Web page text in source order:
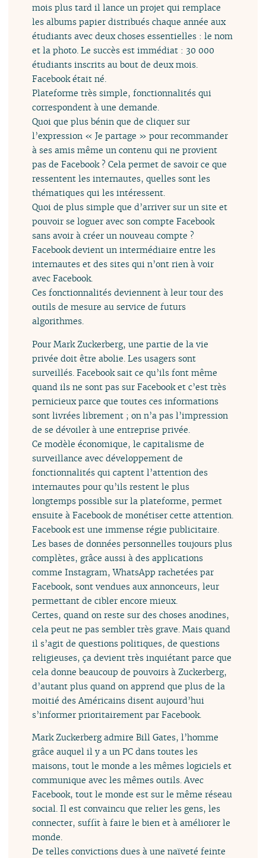
mois plus tard il lance un projet qui remplace
les albums papier distribués chaque année aux
étudiants avec deux choses essentielles : le nom
et la photo. Le succès est immédiat : 30 000
étudiants inscrits au bout de deux mois.
Facebook était né.
Plateforme très simple, fonctionnalités qui
correspondent à une demande.
Quoi que plus bénin que de cliquer sur
l’expression « Je partage » pour recommander
à ses amis même un contenu qui ne provient
pas de Facebook ? Cela permet de savoir ce que
ressentent les internautes, quelles sont les
thématiques qui les intéressent.
Quoi de plus simple que d’arriver sur un site et
pouvoir se loguer avec son compte Facebook
sans avoir à créer un nouveau compte ?
Facebook devient un intermédiaire entre les
internautes et des sites qui n’ont rien à voir
avec Facebook.
Ces fonctionnalités deviennent à leur tour des
outils de mesure au service de futurs
algorithmes.
Pour Mark Zuckerberg, une partie de la vie
privée doit être abolie. Les usagers sont
surveillés. Facebook sait ce qu’ils font même
quand ils ne sont pas sur Facebook et c’est très
pernicieux parce que toutes ces informations
sont livrées librement ; on n’a pas l’impression
de se dévoiler à une entreprise privée.
Ce modèle économique, le capitalisme de
surveillance avec développement de
fonctionnalités qui captent l’attention des
internautes pour qu’ils restent le plus
longtemps possible sur la plateforme, permet
ensuite à Facebook de monétiser cette attention.
Facebook est une immense régie publicitaire.
Les bases de données personnelles toujours plus
complètes, grâce aussi à des applications
comme Instagram, WhatsApp rachetées par
Facebook, sont vendues aux annonceurs, leur
permettant de cibler encore mieux.
Certes, quand on reste sur des choses anodines,
cela peut ne pas sembler très grave. Mais quand
il s’agit de questions politiques, de questions
religieuses, ça devient très inquiétant parce que
cela donne beaucoup de pouvoirs à Zuckerberg,
d’autant plus quand on apprend que plus de la
moitié des Américains disent aujourd’hui
s’informer prioritairement par Facebook.
Mark Zuckerberg admire Bill Gates, l’homme
grâce auquel il y a un PC dans toutes les
maisons, tout le monde a les mêmes logiciels et
communique avec les mêmes outils. Avec
Facebook, tout le monde est sur le même réseau
social. Il est convaincu que relier les gens, les
connecter, suffit à faire le bien et à améliorer le
monde.
De telles convictions dues à une naïveté feinte